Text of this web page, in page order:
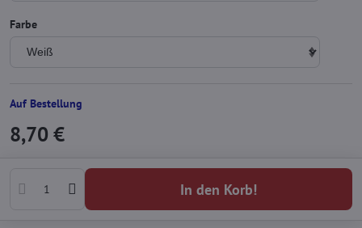
Farbe
Auf Bestellung
8,70 €
In den Korb!